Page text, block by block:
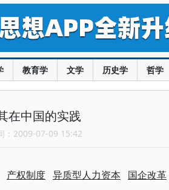
教育学 文学 历史学 哲学
在中国的实践
：2009-07-09 15:42
产权制度 异质型人力资本 国企改革